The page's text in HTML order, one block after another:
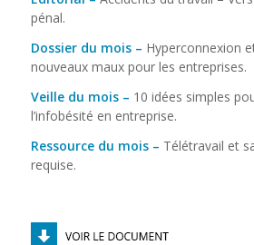
pénal.
Dossier du mois – Hyperconnexion
nouveaux maux pour les entreprises.
Veille du mois – 10 idées simples
l’infobésité en entreprise.
Ressource du mois – Télétravail et
requise.